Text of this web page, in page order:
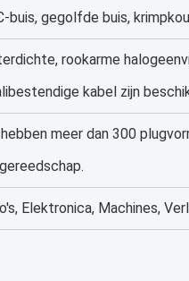
buis, gegolfde buis,
rookarme
kabel zijn
meer dan 300
Elektronica, Machines,